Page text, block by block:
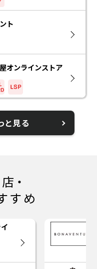
ト
オンラインストア
と見る
・
すめ